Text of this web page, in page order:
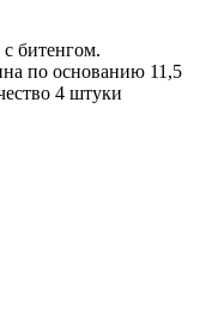
битенгом.
по основанию 11,5
4 штуки